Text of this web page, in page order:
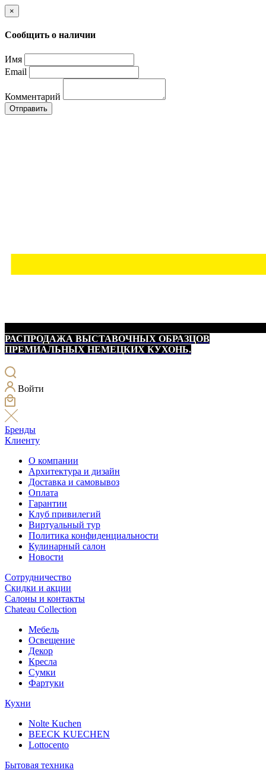
×
Сообщить о наличии
Имя
Email
Комментарий
Отправить
РАСПРОДАЖА ВЫСТАВОЧНЫХ ОБРАЗЦОВ
ПРЕМИАЛЬНЫХ НЕМЕЦКИХ КУХОНЬ.
Войти
Бренды
Клиенту
О компании
Архитектура и дизайн
Доставка и самовывоз
Оплата
Гарантии
Клуб привилегий
Виртуальный тур
Политика конфиденциальности
Кулинарный салон
Новости
Сотрудничество
Скидки и акции
Салоны и контакты
Chateau Collection
Мебель
Освещение
Декор
Кресла
Сумки
Фартуки
Кухни
Nolte Kuchen
BEECK KUECHEN
Lottocento
Бытовая техника